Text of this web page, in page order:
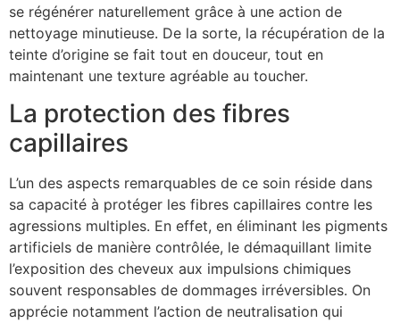
se régénérer naturellement grâce à une action de
nettoyage minutieuse. De la sorte, la récupération de la
teinte d’origine se fait tout en douceur, tout en
maintenant une texture agréable au toucher.
La protection des fibres
capillaires
L’un des aspects remarquables de ce soin réside dans
sa capacité à protéger les fibres capillaires contre les
agressions multiples. En effet, en éliminant les pigments
artificiels de manière contrôlée, le démaquillant limite
l’exposition des cheveux aux impulsions chimiques
souvent responsables de dommages irréversibles. On
apprécie notamment l’action de neutralisation qui